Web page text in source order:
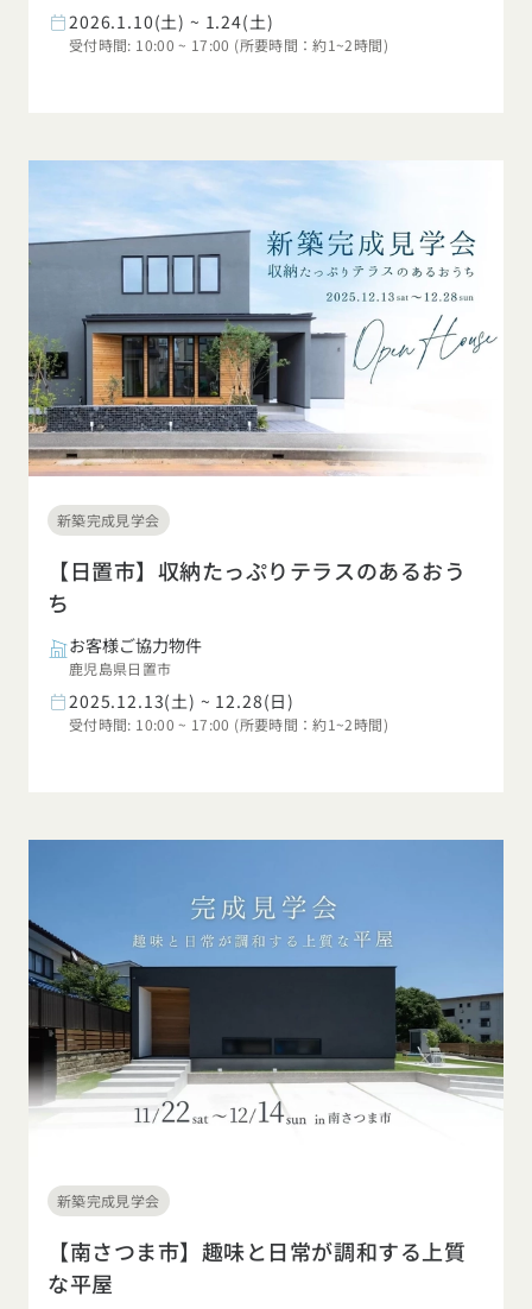
2026.1.10(土) ~ 1.24(土)
受付時間: 10:00 ~ 17:00 (所要時間：約1~2時間)
新築完成見学会
【日置市】収納たっぷりテラスのあるおう
ち
お客様ご協力物件
鹿児島県日置市
2025.12.13(土) ~ 12.28(日)
受付時間: 10:00 ~ 17:00 (所要時間：約1~2時間)
新築完成見学会
【南さつま市】趣味と日常が調和する上質
な平屋